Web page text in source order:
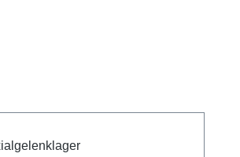
überspringen